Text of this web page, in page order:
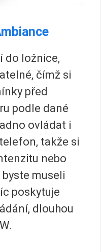
do ložnice,
čímž si
před
podle dané
ovládat i
takže si
nebo
museli
poskytuje
dlouhou